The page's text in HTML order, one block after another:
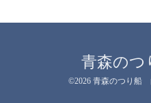
青森の
©2026 青森のつり船